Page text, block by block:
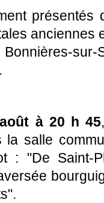
présentés
anciennes
Bonnières-
à 20 h 45
la salle
: "De Saint-